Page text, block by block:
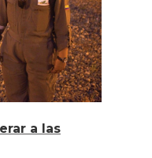
a las